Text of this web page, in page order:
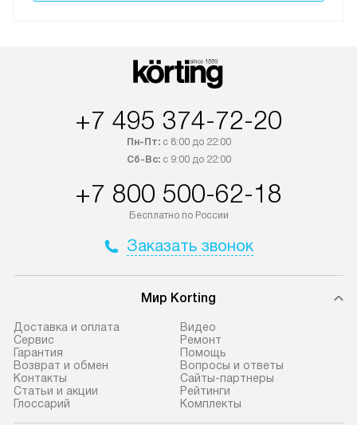
+7 495 374-72-20
Пн-Пт:с 8:00 до 22:00
Сб-Вс:с 9:00 до 22:00
+7 800 500-62-18
Бесплатно по России
Заказать звонок
Мир Korting
Доставка и оплата
Сервис
Гарантия
Возврат и обмен
Контакты
Статьи и акции
Глоссарий
Видео
Ремонт
Помощь
Вопросы и ответы
Сайты-партнеры
Рейтинги
Комплекты